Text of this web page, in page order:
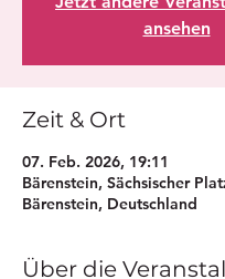
ansehen
Zeit & Ort
07. Feb. 2026, 19:11
Bärenstein, Sächsischer
Bärenstein, Deutschland
Über die